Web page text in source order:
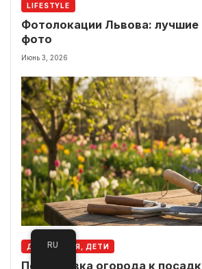
LIFESTYLE
Фотолокации Львова: лучшие
фото
Июнь 3, 2026
ДОМ, СЕМЬЯ, ДЕТИ
Подготовка огорода к
RU